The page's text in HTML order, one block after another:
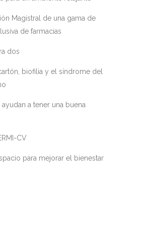
Magistral de una gama de
de farmacias
dos
biofilia y el síndrome del
ayudan a tener una buena
CV
para mejorar el bienestar